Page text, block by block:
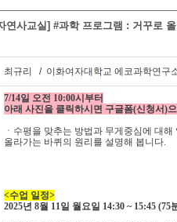
연사교실] #과학 프로그램 : 거꾸로
최규리 / 이화여자대학교 에코과학연구
7/14일 오전 10:00시부터
아래 사진을 클릭하시면 구글폼(신청서)
ㆍ 수평을 맞추는 방법과 무게중심에 대해
올라가는 바퀴의 원리를 설명해 봅니다.
<수업 일정>
2025년 8월 11일 월요일 14:30 ~ 15:45 (75